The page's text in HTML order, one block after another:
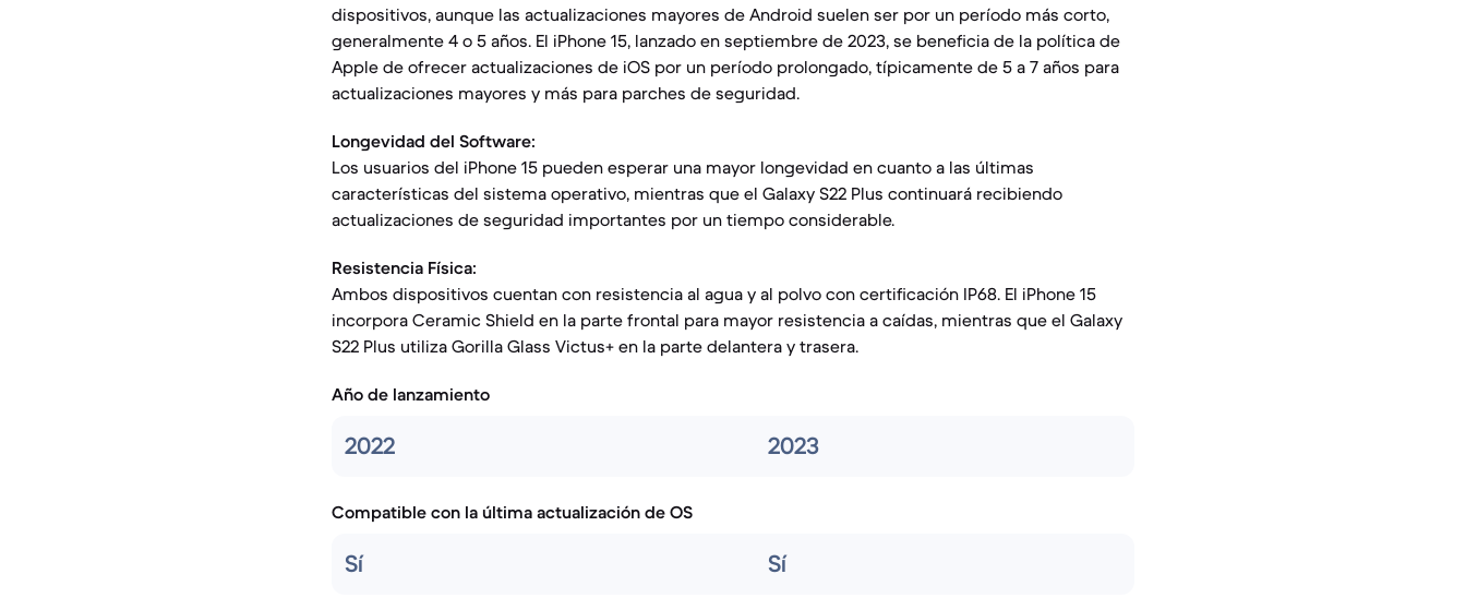
dispositivos, aunque las actualizaciones mayores de Android suelen ser por un período más corto,
generalmente 4 o 5 años. El iPhone 15, lanzado en septiembre de 2023, se beneficia de la política de
Apple de ofrecer actualizaciones de iOS por un período prolongado, típicamente de 5 a 7 años para
actualizaciones mayores y más para parches de seguridad.
Longevidad del Software:
Los usuarios del iPhone 15 pueden esperar una mayor longevidad en cuanto a las últimas
características del sistema operativo, mientras que el Galaxy S22 Plus continuará recibiendo
actualizaciones de seguridad importantes por un tiempo considerable.
Resistencia Física:
Ambos dispositivos cuentan con resistencia al agua y al polvo con certificación IP68. El iPhone 15
incorpora Ceramic Shield en la parte frontal para mayor resistencia a caídas, mientras que el Galaxy
S22 Plus utiliza Gorilla Glass Victus+ en la parte delantera y trasera.
Año de lanzamiento
2022 2023
Compatible con la última actualización de OS
Sí Sí